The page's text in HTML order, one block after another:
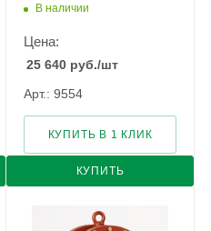
В наличии
Цена:
25 640 руб./шт
Арт.: 9554
КУПИТЬ
КУПИТЬ В 1 КЛИК